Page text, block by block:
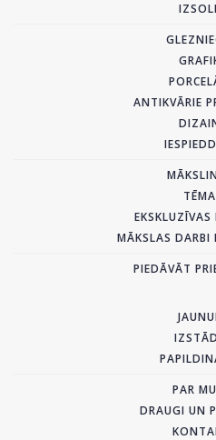
ANTIKVĀRIE
MĀKSLAS
PIEDĀVĀT
PAR
DRAUGI UN